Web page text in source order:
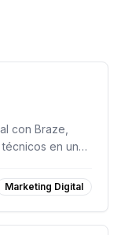
con Braze,
en un
Marketing Digital